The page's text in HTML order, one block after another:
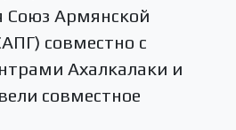
Союз Армянской
совместно с
Ахалкалаки и
совместное